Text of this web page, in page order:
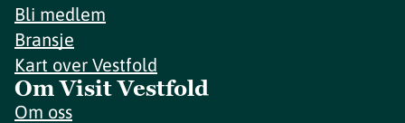
Bli medlem
Bransje
Kart over Vestfold
Om Visit Vestfold
Om oss